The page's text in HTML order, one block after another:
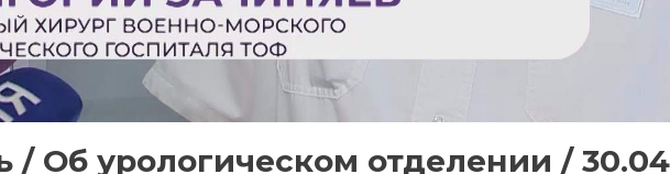
/ Об урологическом отделении /